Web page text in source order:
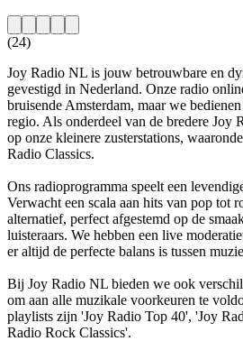
(24)
Joy Radio NL is jouw betrouwbare en
gevestigd in Nederland. Onze radio
bruisende Amsterdam, maar we
regio. Als onderdeel van de bredere Joy
op onze kleinere zusterstations,
Radio Classics.
Ons radioprogramma speelt een
Verwacht een scala aan hits van pop tot
alternatief, perfect afgestemd op de
luisteraars. We hebben een live
er altijd de perfecte balans is tussen
Bij Joy Radio NL bieden we ook
om aan alle muzikale voorkeuren te
playlists zijn 'Joy Radio Top 40', 'Joy
Radio Rock Classics'.